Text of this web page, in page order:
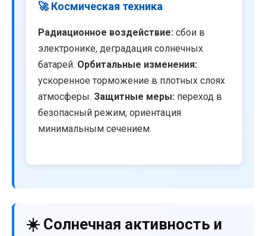
🚀 Космическая техника
Радиационное воздействие: сбои в
электронике, деградация солнечных
батарей. Орбитальные изменения:
ускоренное торможение в плотных слоях
атмосферы. Защитные меры: переход в
безопасный режим, ориентация
минимальным сечением.
☀️ Солнечная активность и